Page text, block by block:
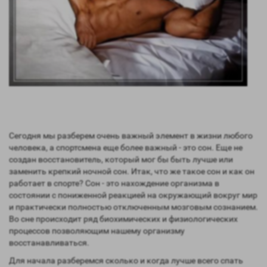
Сегодня мы разберем очень важный элемент в жизни любого
человека, а спортсмена еще более важный - это сон. Еще не
создан восстановитель, который мог бы быть лучше или
заменить крепкий ночной сон. Итак, что же такое сон и как он
работает в спорте? Сон - это нахождение организма в
состоянии с пониженной реакцией на окружающий вокруг мир
и практически полностью отключенным мозговым сознанием.
Во сне происходит ряд биохимических и физиологических
процессов позволяющим нашему организму
восстанавливаться.
Для начала разберемся сколько и когда лучше всего спать